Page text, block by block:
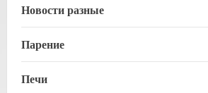
Новости разные
Парение
Печи